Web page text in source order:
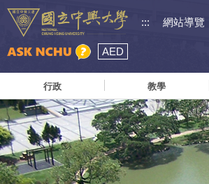
::: 網站導覽
AED
行政 教學